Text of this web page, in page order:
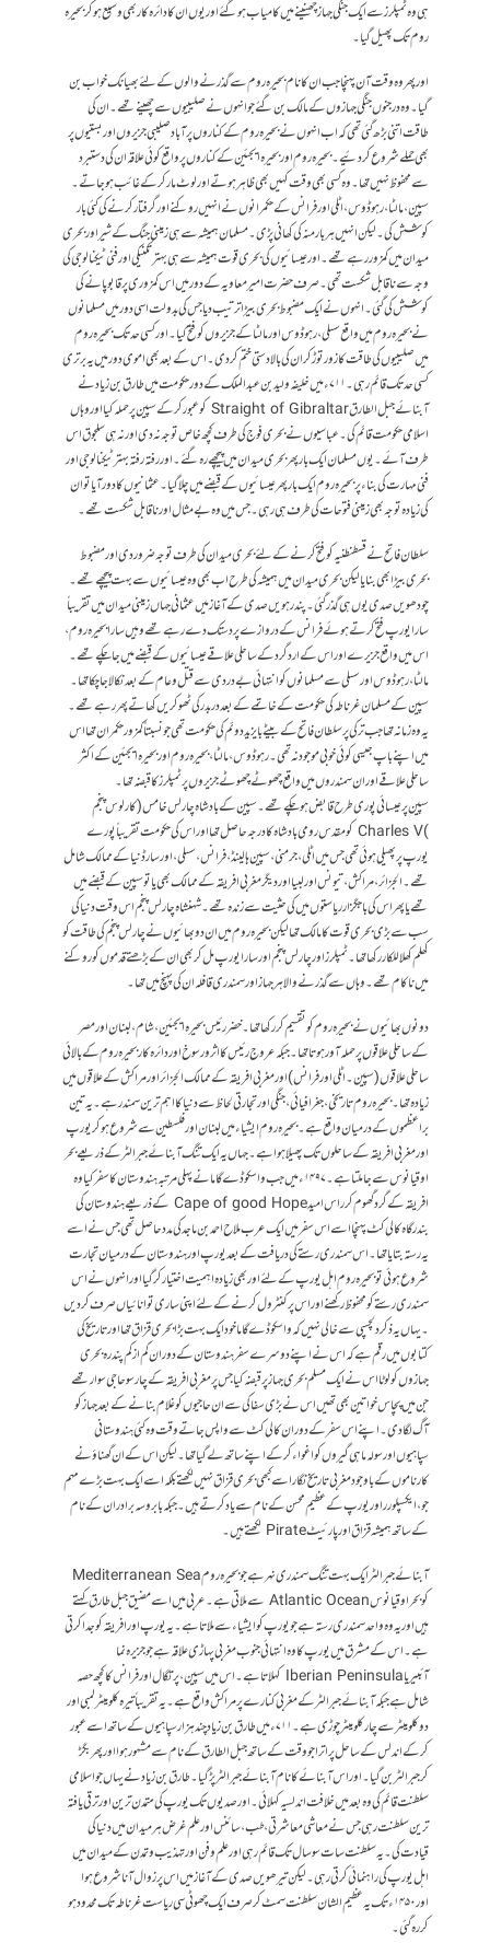
ہی وہ ٹمپلرز سے ایک جنگی جہاز چھنینے میں کامیاب ہوگئے اور یوں ان کا دائرہ کار بھی وسیع ہو کر بحیرہ
روم تک پھیل گیا۔
اور پھر وہ وقت آن پہنچا جب ان کا نام بحیرہ روم سے گذرنے والوں کے لئے بھیانک خواب بن
گیا۔ وہ درجنوں جنگی جہازوں کے مالک بن گئے جو انہوں نے صلیبیوں سے چھینے تھے ۔ ان کی
طاقت اتنی بڑھ گئی تھی کہ اب انہوں نے بحیرہ روم کے کناروں پر آباد صلیبی جزیروں اوربستیوں پر
بھی حملے شروع کر دئیے۔ بحیرہ روم اور بحیرہ ایجئین کے کناروں پر واقع کوئی علاقہ ان کی دستبرد
سے محفوظ نہیں تھا۔ وہ کسی بھی وقت کہیں بھی ظاہر ہوتے اور لوٹ مار کر کے غائب ہوجاتے۔
سپین ، مالٹا، رہوڈوس ، اٹلی اور فرانس کے حکمرانوں نے انہیں روکنے اور گرفتار کرنے کی کئی بار
کوشش کی ۔ لیکن انہیں ہر بار منہ کی کھانی پڑی ۔ مسلمان ہمیشہ سے ہی زمینی جنگ کے شیر اور بحری
میدان میں کمزور رہے تھے ۔ اور عیسائیوں کی بحری قوت ہمیشہ سے ہی بہتر تکنیکی اور فنی ٹیکنالوجی کی
وجہ سے ناقابل شکست تھی۔ صرف حضرت امیر معاویہ کے دور میں اس کمزوری پر قابو پانے کی
کوشش کی گئی ۔ انہوں نے ایک مضبوط بحری بیڑا ترتیب دیا جس کی بدولت اسی دور میں مسلمانوں
نے بحیرہ روم میں واقع سسلی ، رہوڈوس اور مالٹا کے جزیروں کو فتح کیا ۔ اور کسی حد تک بحیرہ روم
میں صلیبیوں کی طاقت کا زور توڑ کر ان کی بالادستی ختم کر دی ۔ اس کے بعد بھی اموی دور میں یہ برتری
کسی حد تک قائم رہی ۔ ۷۱۱ء میں خلیفہ ولید بن عبدالملک کے دور حکومت میں طارق بن زیاد نے
آبنائے جبل الطارق Straight of Gibraltar کو عبور کر کے سپین پر حملہ کیا اور وہاں
اسلامی حکومت قائم کی ۔ عباسیوں نے بحری فوج کی طرف کچھ خاص توجہ نہ دی اور نہ ہی سلجوق اس
طرف آئے ۔ یوں مسلمان ایک بار پھر بحری میدان میں پیچھے رہ گئے ۔ اور رفتہ رفتہ بہتر ٹیکنالوجی اور
فنی مہارت کی بناء پر بحیرہ روم ایک بار پھر عیسائیوں کے قبضے میں چلا گیا ۔عثمانیوں کا دور آیا تو ان
کی زیادہ توجہ بھی زمینی فتوحات کی طرف ہی رہی ۔ جس میں وہ بے مثال اور ناقابل شکست تھے۔
سلطان فاتح نے قسطنطنیہ کو فتح کرنے کے لئے بحری میدان کی طرف توجہ ضرور دی اور مضبوط
بحری بیڑا بھی بنایا لیکن بحری میدان میں ہمیشہ کی طرح اب بھی وہ عیسائیوں سے بہت پیچھے تھے ۔
چودھویں صدی یوں ہی گذر گئی ۔ پندرہویں صدی کے آغاز میں عثمانی جہاں زمینی میدان میں تقریباً
سارا یورپ فتح کرتے ہوئے فرانس کے دروازے پر دستک دے رہے تھے وہیں سارا بحیرہ روم ،
اس میں واقع جزیرے اور اس کے اردگرد کے ساحلی علاقے عیسائیوں کے قبضے میں جا چکے تھے ۔
مالٹا ، رہوڈوس اور سسلی سے مسلمانوں کو انتہائی بے دردی سے قتل و عام کے بعد نکالا جا چکا تھا ۔
سپین کے مسلمان غرناطہ کی حکومت کے خاتمے کے بعد در بدر کی ٹھوکریں کھاتے پھر رہے تھے ۔
یہ وہ زمانہ تھا جب ترکی پر سلطان فاتح کے بیٹے بایزید دوئم کی حکومت تھی جو نسبتاً کمزور حکمران تھا اس
میں اپنے باپ جیسی کوئی خوبی موجود نہ تھی ۔ رہوڈوس ، مالٹا ، بحیرہ روم اور بحیرہ ایجئین کے اکثر
ساحلی علاقے اور ان سمندروں میں واقع چھوٹے چھوٹے جزیروں پر ٹمپلرز کا قبضہ تھا۔
سپین پر عیسائی پوری طرح قابض ہو چکے تھے ۔ سپین کے بادشاہ چارلس خامس ( کارلوس پنجم
) Charles V کو مقدس رومی بادشاہ کا درجہ حاصل تھا اور اس کی حکومت تقریباً پورے
یورپ پر پھیلی ہوئی تھی جس میں اٹلی ، جرمنی ، سپین ہالینڈ ، فرانس ، سسلی ، اور سارڈنیا کے ممالک شامل
تھے۔ الجزائر ، مراکش، تیونس اور لبیا اور دیگر مغربی افریقہ کے ممالک بھی یا تو سپین کے قبضے میں
تھے یا پھر اس کی باجگزار ریاستوں میں کی حثیت سے زندہ تھے ۔ شہنشاہ چارلس پنجم اس وقت دنیا کی
سب سے بڑی بحری قوت کا مالک تھا لیکن بحیرہ روم میں ان دو بھائیوں نے چارلس پنجم کی طاقت کو
کھلم کھلا للکار رکھاتھا۔ ٹمپلرز اور چارلس پنجم اور سارایورپ مل کر بھی ان کے بڑھتے قدموں کو روکنے
میں ناکام تھے۔ وہاں سے گذرنے والا ہر جہاز اور سمندری قافلہ ان کی پہنچ میں تھا۔
دونوں بھائیوں نے بحیرہ روم کو تقسیم کر رکھا تھا۔ خضر رئیس بحیرہ ایجئین ، شام ، لبنان اور مصر
کے ساحلی علاقوں پر حملہ آور ہوتا تھا۔ جبکہ عروج رئیس کا اثرورسوخ اور دائرہ کار بحیرہ روم کے بالائی
ساحلی علاقوں (سپین ۔ اٹلی اور فرانس )اورمغربی افریقہ کے ممالک الجزائر اور مراکش کے علاقوں میں
زیادہ تھا۔ بحیرہ روم تاریخی ، جغرافیائی ، جنگی اور تجارتی لحاظ سے دنیا کااہم ترین سمندر ہے ۔ یہ تین
براعظموں کے درمیان واقع ہے ۔ بحیرہ روم ایشیاء میں لبنان اور فلسطین سے شروع ہو کر یورپ
اور مغربی افریقہ کے ساحلوں تک پھیلا ہوا ہے ۔ جہاں یہ ایک تنگ آبنائے جبرالٹر کے ذریعے بحر
اوقیانوس سے جا ملتا ہے۔ ۱۴۹۷ء میں جب واسکوڈے گاما نے پہلی مرتبہ ہندوستان کا سفر کیا وہ
افریقہ کے گرد گھوم کر راس امید Cape of good Hope کے ذریعے ہندوستان کی
بندرگاہ کالی کٹ پہنچا اسے اس سفر میں ایک عرب ملاح احمد بن ماجد کی مدد حاصل تھی جس نے اسے
یہ رستہ بتایا تھا۔ اس سمندری رستے کی دریافت کے بعد یورپ اور ہندوستان کے درمیان تجارت
شروع ہوئی تو بحیرہ روم اہل یورپ کے لئےاور بھی زیادہ اہمیت اختیار کر گیا اور انہوں نے اس
سمندری رستے کو محفوظ رکھنے اور اس پر کنٹرول کرنے کے لئے اپنی ساری توانائیاں صرف کر دیں
۔یہاں یہ ذکر دلچسپی سے خالی نہیں کہ واسکوڈےگاما خود ایک بہت بڑا بحری قزاق تھا اور تاریخ کی
کتابوں میں رقم ہے کہ اس نے اپنے دوسرے سفر ہندوستان کے دوران کم از کم پندرہ بحری
جہازوں کو لوٹا اس نے ایک مسلم بحری جہاز پر قبضہ کیا جس پر مغربی افریقہ کے چار سو حاجی سوار تھے
جن میں پچاس خواتین بھی تھیں اس نے بڑی سفاکی سے ان حاجیوں کو غلام بنانے کے بعد جہاز کو
آگ لگا دی ۔ اپنے اس سفر کے دوران کالی کٹ سے واپس جاتے وقت وہ کئی ہندوستانی
سپاہیوں اور سولہ ماہی گیروں کو اغواء کر کے اپنے ساتھ لے گیا تھا۔لیکن اس کے ان گھناؤنے
کارناموں کے باوجود مغربی تاریخ نگا ر اسے کبھی بحری قزاق نہیں لکھتے بلکہ اسے ایک بہت بڑے مہم
جو ، ایکسپلورر اور یورپ کے عظیم محسن کے نام سے یاد کرتے ہیں ۔ جبکہ بابروسہ برادران کے نام
کے ساتھ ہمیشہ قزاق اور پارئیٹ Pirate لکھتے ہیں ۔
آبنائے جبرالٹر ایک بہت تنگ سمندری نہر ہے جو بحیرہ روم Mediterranean Sea
کو بحر اوقیانوس Atlantic Ocean سے ملاتی ہے ۔ عربی میں اسے مضيق جبل طارق کہتے
ہیں اور یہ وہ واحد سمندری رستہ ہے جو یورپ کو ایشیاء سے ملاتا ہے۔ یہ یورپ اور افریقہ کو جدا کرتی
ہے ۔ اس کے مشرق میں یورپ کا وہ انتہائی جنوب مغربی پہاڑی علاقہ ہے جو جزیرہ نما
آئبیریا Iberian Peninsula کہلاتا ہے ۔ اس میں سپین ، پرتگال اور فرانس کا کچھ حصہ
شامل ہے جبکہ آبنائے جبرالٹر کے مغربی کنارے پر مراکش واقع ہے۔ یہ تقریباً تیرہ کلو میٹر لمبی اور
دو کلومیٹرسے چار کلومیٹر چوڑی ہے ۔ ۷۱۱ء میں طارق بن زیاد چند ہزار سپاہیوں کے ساتھ اسے عبور
کر کے اندلس کے ساحل پر اترا جو وقت کے ساتھ جبل الطارق کے نام سے مشہور ہوا اور پھر بگڑ
کرجبرالٹر بن گیا۔ اور اس آبنائے کا نام آبنائے جبرالٹر پڑ گیا۔ طارق بن زیاد نے یہاں جو اسلامی
سلطنت قائم کی وہ بعد میں خلافت اندلسیہ کہلائی ۔ اور صدیوں تک یورپ کی متمدن ترین اور ترقی یافتہ
ترین سلطنت رہی جس نے معاشی معاشرتی ، طب ، سائنس اور علم غرض ہر میدان میں دنیا کی
قیادت کی ۔ یہ سلطنت سات سو سال تک قائم رہی اور علم وفن اور تہذیب و تمدن کے میدان میں
اہل یورپ کی راہنمائی کرتی رہی ۔ لیکن تیرھویں صدی کے آغاز میں اس پر زوال آنا شروع ہوا
اور ۱۴۵۰ء تک یہ عظیم الشان سلطنت سمٹ کر صرف ایک چھوٹی سی ریاست غرناطہ تک محدود ہو
کر رہ گئی ۔